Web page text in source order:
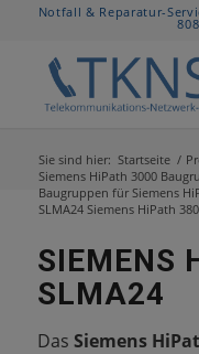
Notfall & Reparatur-
Sie sind hier: Startseite /
Siemens HiPath 3000
Baugruppen für Siemens
SLMA24 Siemens HiPath
SIEMENS
SLMA24
Das Siemens